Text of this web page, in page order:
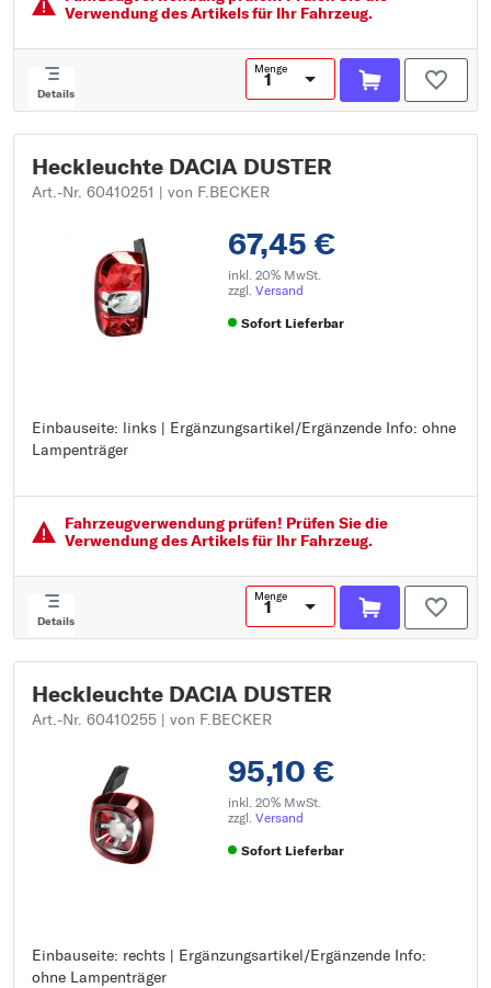
Verwendung des Artikels für Ihr Fahrzeug.
Details
Menge
Heckleuchte DACIA DUSTER
Art.-Nr. 60410251 | von F.BECKER
67,45 €
inkl. 20% MwSt.
zzgl. Versand
Sofort Lieferbar
Einbauseite: links | Ergänzungsartikel/Ergänzende Info: ohne
Lampenträger
Einbauseite: links
Ergänzungsartikel/Ergänzende Info: ohne Lampenträger
Fahrzeugver­wendung prüfen! Prüfen Sie die
Verwendung des Artikels für Ihr Fahrzeug.
Details
Menge
Heckleuchte DACIA DUSTER
Art.-Nr. 60410255 | von F.BECKER
95,10 €
inkl. 20% MwSt.
zzgl. Versand
Sofort Lieferbar
Einbauseite: rechts | Ergänzungsartikel/Ergänzende Info:
ohne Lampenträger
Einbauseite: rechts
Ergänzungsartikel/Ergänzende Info: ohne Lampenträger